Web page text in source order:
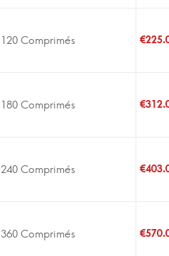
120 Comprimés €
180 Comprimés €
240 Comprimés €
360 Comprimés €